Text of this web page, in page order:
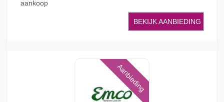
aankoop
BEKIJK AANBIEDING
Aanbieding